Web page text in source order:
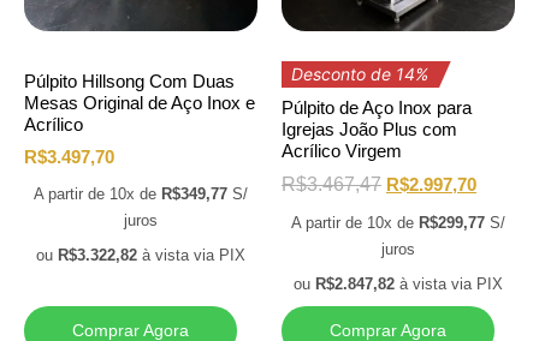
Púlpito Hillsong Com Duas
Mesas Original de Aço Inox e
Acrílico
R$3.497,70
A partir de 10x de R$349,77 S/
juros
ou R$3.322,82 à vista via PIX
Comprar Agora
Desconto de 14%
Púlpito de Aço Inox para
Igrejas João Plus com
Acrílico Virgem
R$3.467,47 R$2.997,70
A partir de 10x de R$299,77 S/
juros
ou R$2.847,82 à vista via PIX
Comprar Agora